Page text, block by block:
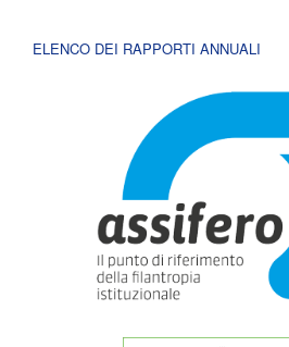
ELENCO DEI RAPPORTI ANNUALI